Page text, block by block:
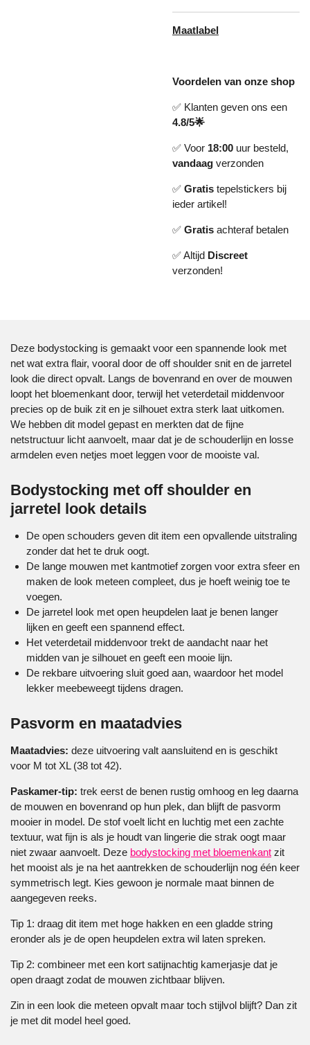
Maatlabel
Voordelen van onze shop
✅ Klanten geven ons een
4.8/5🌟
✅ Voor 18:00 uur besteld,
vandaag verzonden
✅ Gratis tepelstickers bij
ieder artikel!
✅ Gratis achteraf betalen
✅ Altijd Discreet
verzonden!
Deze bodystocking is gemaakt voor een spannende look met
net wat extra flair, vooral door de off shoulder snit en de jarretel
look die direct opvalt. Langs de bovenrand en over de mouwen
loopt het bloemenkant door, terwijl het veterdetail middenvoor
precies op de buik zit en je silhouet extra sterk laat uitkomen.
We hebben dit model gepast en merkten dat de fijne
netstructuur licht aanvoelt, maar dat je de schouderlijn en losse
armdelen even netjes moet leggen voor de mooiste val.
Bodystocking met off shoulder en
jarretel look details
De open schouders geven dit item een opvallende uitstraling
zonder dat het te druk oogt.
De lange mouwen met kantmotief zorgen voor extra sfeer en
maken de look meteen compleet, dus je hoeft weinig toe te
voegen.
De jarretel look met open heupdelen laat je benen langer
lijken en geeft een spannend effect.
Het veterdetail middenvoor trekt de aandacht naar het
midden van je silhouet en geeft een mooie lijn.
De rekbare uitvoering sluit goed aan, waardoor het model
lekker meebeweegt tijdens dragen.
Pasvorm en maatadvies
Maatadvies: deze uitvoering valt aansluitend en is geschikt
voor M tot XL (38 tot 42).
Paskamer-tip: trek eerst de benen rustig omhoog en leg daarna
de mouwen en bovenrand op hun plek, dan blijft de pasvorm
mooier in model. De stof voelt licht en luchtig met een zachte
textuur, wat fijn is als je houdt van lingerie die strak oogt maar
niet zwaar aanvoelt. Deze bodystocking met bloemenkant zit
het mooist als je na het aantrekken de schouderlijn nog één keer
symmetrisch legt. Kies gewoon je normale maat binnen de
aangegeven reeks.
Tip 1: draag dit item met hoge hakken en een gladde string
eronder als je de open heupdelen extra wil laten spreken.
Tip 2: combineer met een kort satijnachtig kamerjasje dat je
open draagt zodat de mouwen zichtbaar blijven.
Zin in een look die meteen opvalt maar toch stijlvol blijft? Dan zit
je met dit model heel goed.